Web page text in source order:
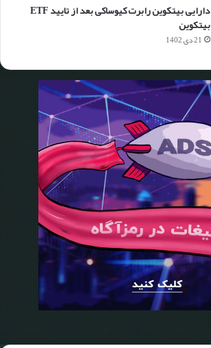
دارایی بیتکوین رابرت کیوساکی بعد از تایید ETF
بیتکوین
21 دی 1402